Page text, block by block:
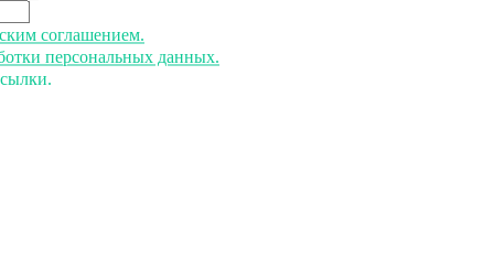
соглашением.
персональных данных.